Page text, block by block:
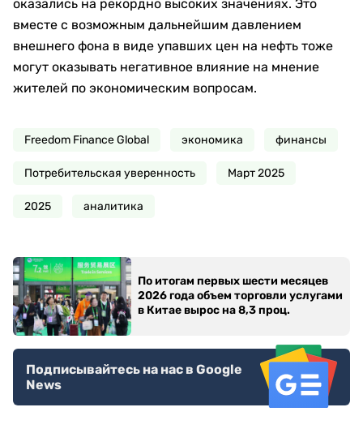
оказались на рекордно высоких значениях. Это
вместе с возможным дальнейшим давлением
внешнего фона в виде упавших цен на нефть тоже
могут оказывать негативное влияние на мнение
жителей по экономическим вопросам.
Freedom Finance Global экономика финансы
Потребительская уверенность Март 2025
2025 аналитика
По итогам первых шести месяцев
2026 года объем торговли услугами
в Китае вырос на 8,3 проц.
Подписывайтесь на нас в Google
News